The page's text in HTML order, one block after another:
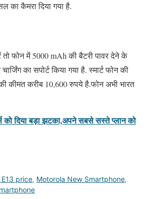
का कैमरा दिया गया है.
फोन में 5000 mAh की बैटरी पावर देने के
का सपोर्ट किया गया है. स्मार्ट फोन की
कीमत करीब 10,600 रुपये है.फोन अभी भारत
दिया बड़ा झटका,अपने सबसे सस्ते प्लान को
price, Motorola New Smartphone,